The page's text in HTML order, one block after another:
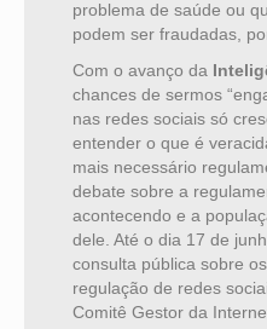
problema de saúde ou
podem ser fraudadas,
Com o avanço da
chances de sermos
nas redes sociais só
entender o que é
mais necessário
debate sobre a
acontecendo e a
dele. Até o dia 17 de
consulta pública sobre
regulação de redes
Comitê Gestor da